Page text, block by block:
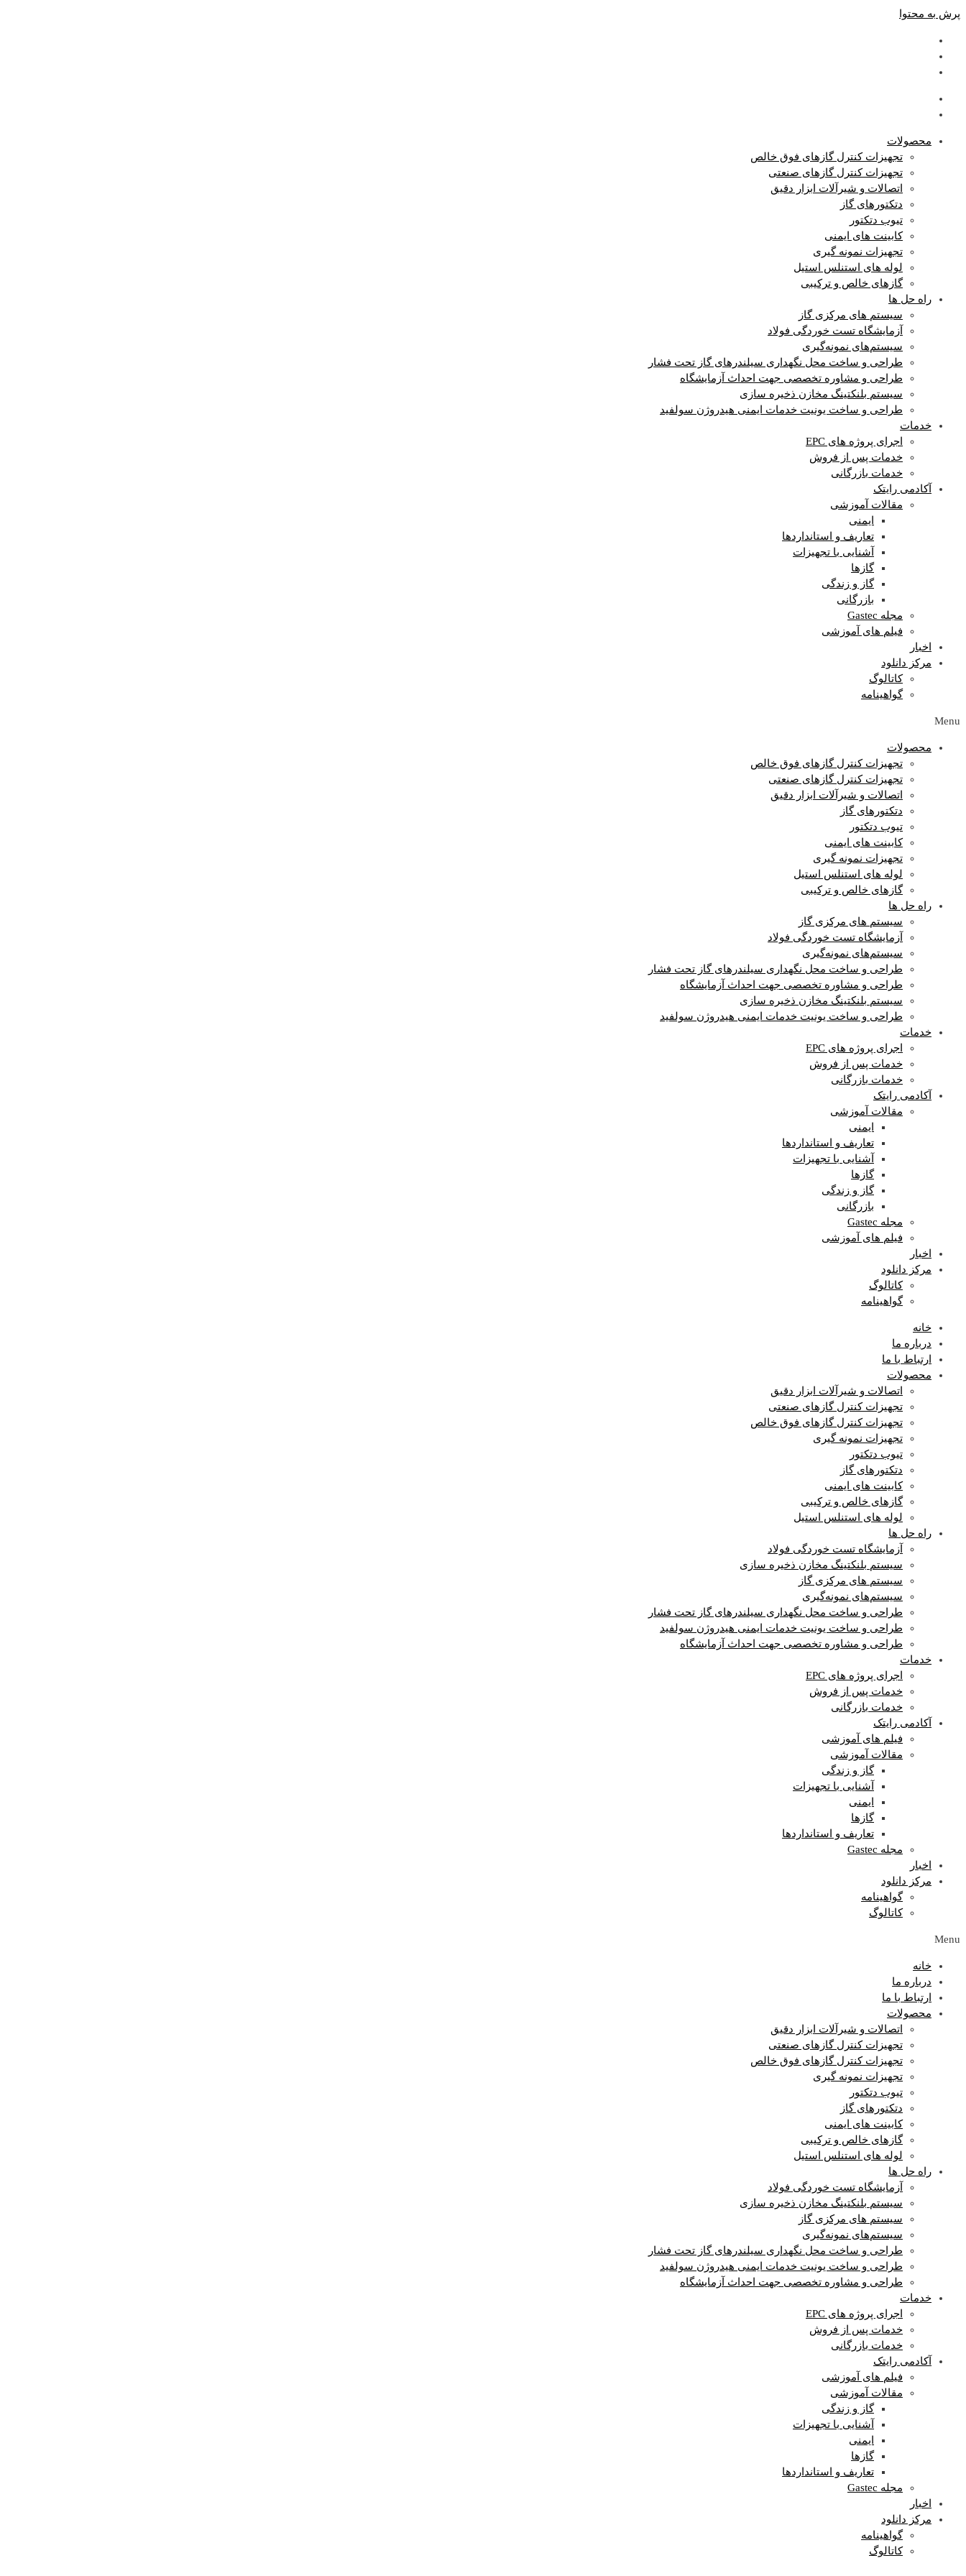
پرش به محتوا
محصولات
تجهیزات کنترل گازهای فوق خالص
تجهیزات کنترل گازهای صنعتی
اتصالات و شیرآلات ابزار دقیق
دتکتورهای گاز
تیوب دتکتور
کابینت های ایمنی
تجهیزات نمونه گیری
لوله های استنلس استیل
گازهای خالص و ترکیبی
راه حل ها
سیستم های مرکزی گاز
آزمایشگاه‌ تست خوردگی فولاد
سیستم‌های نمونه‌گیری
طراحی و ساخت محل نگهداری سیلندرهای گاز تحت فشار
طراحی و مشاوره تخصصی جهت احداث آزمایشگاه
سیستم بلنکتینگ مخازن ذخیره سازی
طراحی و ساخت یونیت خدمات ایمنی هیدروژن سولفید
خدمات
اجرای پروژه های EPC
خدمات پس از فروش
خدمات بازرگانی
آکادمی رایتک
مقالات آموزشی
ایمنی
تعاریف و استانداردها
آشنایی با تجهیزات
گازها
گاز و زندگی
بازرگانی
مجله Gastec
فیلم های آموزشی
اخبار
مرکز دانلود
کاتالوگ
گواهینامه
Menu
محصولات
تجهیزات کنترل گازهای فوق خالص
تجهیزات کنترل گازهای صنعتی
اتصالات و شیرآلات ابزار دقیق
دتکتورهای گاز
تیوب دتکتور
کابینت های ایمنی
تجهیزات نمونه گیری
لوله های استنلس استیل
گازهای خالص و ترکیبی
راه حل ها
سیستم های مرکزی گاز
آزمایشگاه‌ تست خوردگی فولاد
سیستم‌های نمونه‌گیری
طراحی و ساخت محل نگهداری سیلندرهای گاز تحت فشار
طراحی و مشاوره تخصصی جهت احداث آزمایشگاه
سیستم بلنکتینگ مخازن ذخیره سازی
طراحی و ساخت یونیت خدمات ایمنی هیدروژن سولفید
خدمات
اجرای پروژه های EPC
خدمات پس از فروش
خدمات بازرگانی
آکادمی رایتک
مقالات آموزشی
ایمنی
تعاریف و استانداردها
آشنایی با تجهیزات
گازها
گاز و زندگی
بازرگانی
مجله Gastec
فیلم های آموزشی
اخبار
مرکز دانلود
کاتالوگ
گواهینامه
خانه
درباره ما
ارتباط با ما
محصولات
اتصالات و شیرآلات ابزار دقیق
تجهیزات کنترل گازهای صنعتی
تجهیزات کنترل گازهای فوق خالص
تجهیزات نمونه گیری
تیوب دتکتور
دتکتورهای گاز
کابینت های ایمنی
گازهای خالص و ترکیبی
لوله های استنلس استیل
راه حل ها
آزمایشگاه‌ تست خوردگی فولاد
سیستم بلنکتینگ مخازن ذخیره سازی
سیستم های مرکزی گاز
سیستم‌های نمونه‌گیری
طراحی و ساخت محل نگهداری سیلندرهای گاز تحت فشار
طراحی و ساخت یونیت خدمات ایمنی هیدروژن سولفید
طراحی و مشاوره تخصصی جهت احداث آزمایشگاه
خدمات
اجرای پروژه های EPC
خدمات پس از فروش
خدمات بازرگانی
آکادمی رایتک
فیلم های آموزشی
مقالات آموزشی
گاز و زندگی
آشنایی با تجهیزات
ایمنی
گازها
تعاریف و استانداردها
مجله Gastec
اخبار
مرکز دانلود
گواهینامه
کاتالوگ
Menu
خانه
درباره ما
ارتباط با ما
محصولات
اتصالات و شیرآلات ابزار دقیق
تجهیزات کنترل گازهای صنعتی
تجهیزات کنترل گازهای فوق خالص
تجهیزات نمونه گیری
تیوب دتکتور
دتکتورهای گاز
کابینت های ایمنی
گازهای خالص و ترکیبی
لوله های استنلس استیل
راه حل ها
آزمایشگاه‌ تست خوردگی فولاد
سیستم بلنکتینگ مخازن ذخیره سازی
سیستم های مرکزی گاز
سیستم‌های نمونه‌گیری
طراحی و ساخت محل نگهداری سیلندرهای گاز تحت فشار
طراحی و ساخت یونیت خدمات ایمنی هیدروژن سولفید
طراحی و مشاوره تخصصی جهت احداث آزمایشگاه
خدمات
اجرای پروژه های EPC
خدمات پس از فروش
خدمات بازرگانی
آکادمی رایتک
فیلم های آموزشی
مقالات آموزشی
گاز و زندگی
آشنایی با تجهیزات
ایمنی
گازها
تعاریف و استانداردها
مجله Gastec
اخبار
مرکز دانلود
گواهینامه
کاتالوگ